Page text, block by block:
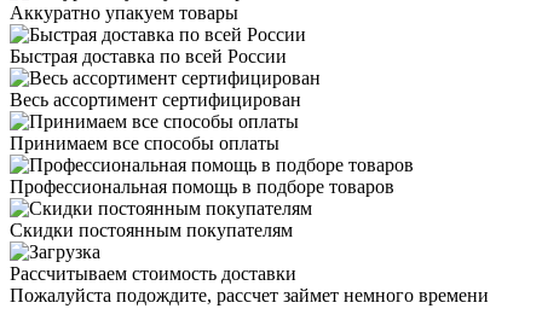
Аккуратно упакуем товары
Быстрая доставка по всей России
Весь ассортимент сертифицирован
Принимаем все способы оплаты
Профессиональная помощь в подборе товаров
Скидки постоянным покупателям
Рассчитываем стоимость доставки
Пожалуйста подождите, рассчет займет немного времени